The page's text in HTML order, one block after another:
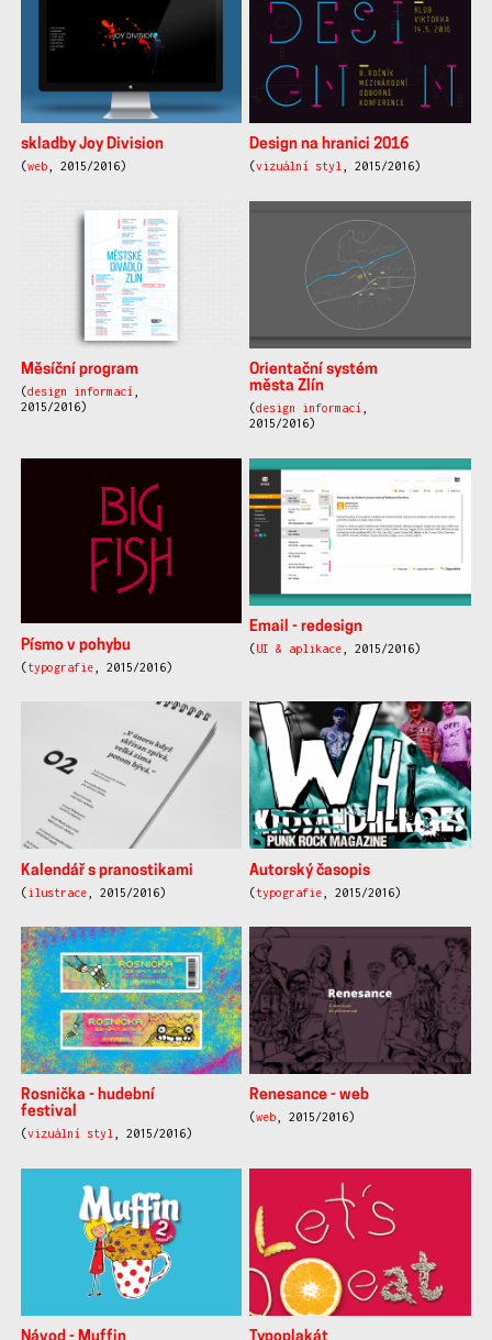
skladby Joy Division
(web, 2015/2016)
Design na hranici 2016
(vizuální styl , 2015/2016)
Měsíční program
(design informací
2015/2016)
Orientační systém
města Zlín
(design informací
2015/2016)
Písmo v pohybu
(typografie, 2015/2016)
Email - redesign
(UI & aplikace , 2015/2016)
Kalendář s pranostikami
(ilustrace, 2015/2016)
Autorský časopis
(typografie , 2015/2016)
Rosnička - hudební
festival
(vizuální styl, 2015/2016)
Renesance - web
(web, 2015/2016)